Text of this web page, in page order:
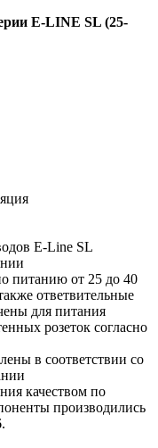
E-LINE SL (25-
E-Line SL
питанию от 25 до 40
ответвительные
для питания
розеток согласно
в соответствии со
качеством по
производились